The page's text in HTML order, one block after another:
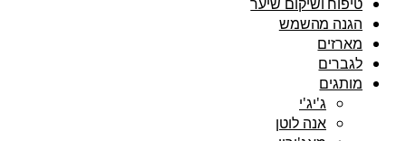
הגנה מהשמש
מארזים
לגברים
מותגים
ג'יג'י
אנה לוטן